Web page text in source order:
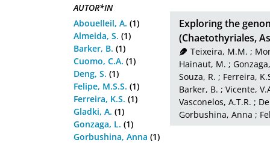
AUTOR*IN
Abouelleil, A. (1)
Almeida, S. (1)
Barker, B. (1)
Cuomo, C.A. (1)
Deng, S. (1)
Felipe, M.S.S. (1)
Ferreira, K.S. (1)
Gladki, A. (1)
Gonzaga, L. (1)
Gorbushina, Anna (1)
Exploring the
(Chaetothyriales,
Teixeira, M.M. ;
Hainaut, M. ;
Souza, R. ; Ferreira,
Barker, B. ; Vicente,
Vasconelos, A.T.R. ;
Gorbushina, Anna ;